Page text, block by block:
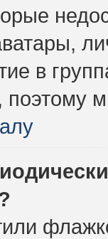
в
поэтому